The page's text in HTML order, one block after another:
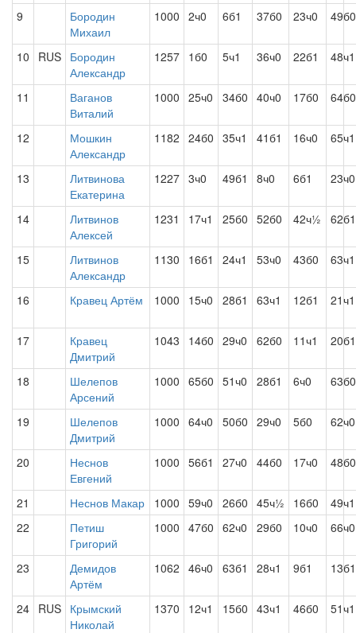
9
Бородин
Михаил
1000 2ч0 6б1 37б0 23ч0 49б0
10 RUS Бородин
Александр
1257 1б0 5ч1 36ч0 22б1 48ч1
11
Ваганов
Виталий
1000 25ч0 34б0 40ч0 17б0 64б0
12
Мошкин
Александр
1182 24б0 35ч1 41б1 16ч0 65ч1
13
Литвинова
Екатерина
1227 3ч0 49б1 8ч0 6б1 23ч0
14
Литвинов
Алексей
1231 17ч1 25б0 52б0 42ч½ 62б1
15
Литвинов
Александр
1130 16б1 24ч1 53ч0 43б0 63ч1
16 Кравец Артём 1000 15ч0 28б1 63ч1 12б1 21ч1
17
Кравец
Дмитрий
1043 14б0 29ч0 62б0 11ч1 20б1
18
Шелепов
Арсений
1000 65б0 51ч0 28б1 6ч0 63б0
19
Шелепов
Дмитрий
1000 64ч0 50б0 29ч0 5б0 62ч0
20
Неснов
Евгений
1000 56б1 27ч0 44б0 17ч0 48б0
21 Неснов Макар 1000 59ч0 26б0 45ч½ 16б0
49ч1
22
Петиш
Григорий
1000 47б0 62ч0 29б0 10ч0 66ч0
23
Демидов
Артём
1062 46ч0 63б1 28ч1 9б1 13б1
24 RUS Крымский
Николай
1370 12ч1 15б0 43ч1 46б0 51ч1